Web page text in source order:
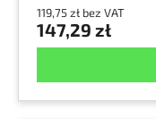
119,75 zł bez VAT
147,29 zł